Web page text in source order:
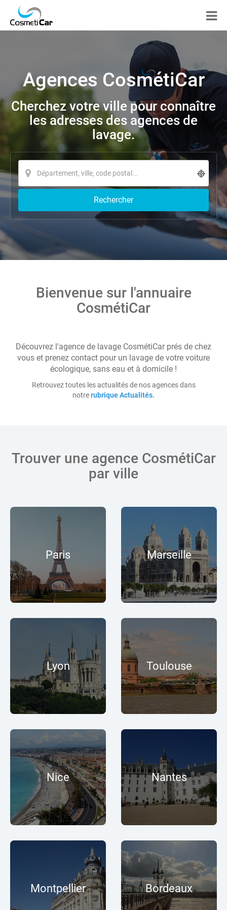
Agences CosmétiCar
Cherchez votre ville pour connaître
les adresses des agences de
lavage.
Rechercher
Bienvenue sur l'annuaire
CosmétiCar
Découvrez l'agence de lavage CosmétiCar prés de chez
vous et prenez contact pour un lavage de votre voiture
écologique, sans eau et à domicile !
Retrouvez toutes les actualités de nos agences dans
notrerubrique Actualités.
Trouver une agence CosmétiCar
par ville
Paris Marseille
Lyon Toulouse
Nice Nantes
Montpellier Bordeaux